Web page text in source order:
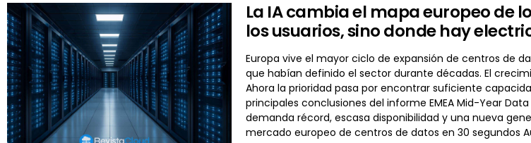
La IA cambia el mapa europeo de
los usuarios, sino donde hay
Europa vive el mayor ciclo de expansión de centros de
que habían definido el sector durante décadas. El
Ahora la prioridad pasa por encontrar suficiente
principales conclusiones del informe EMEA Mid-Year
demanda récord, escasa disponibilidad y una nueva
mercado europeo de centros de datos en 30 segundos